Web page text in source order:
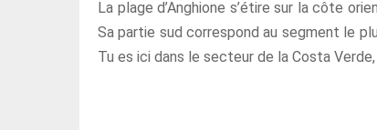
La plage d’Anghione s’étire sur la côte
Sa partie sud correspond au segment le
Tu es ici dans le secteur de la Costa